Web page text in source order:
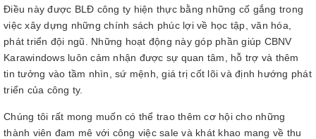
Điều này được BLĐ công ty hiện thực bằng những cố gắng trong
việc xây dựng những chính sách phúc lợi về học tập, văn hóa,
phát triển đội ngũ. Những hoạt động này góp phần giúp CBNV
Karawindows luôn cảm nhận được sự quan tâm, hỗ trợ và thêm
tin tưởng vào tầm nhìn, sứ mệnh, giá trị cốt lõi và định hướng phát
triển của công ty.
Chúng tôi rất mong muốn có thể trao thêm cơ hội cho những
thành viên đam mê với công việc sale và khát khao mang về thu